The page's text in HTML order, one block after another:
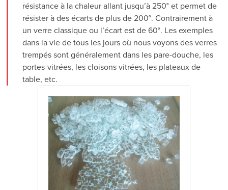
résistance à la chaleur allant jusqu’à 250° et permet de
résister à des écarts de plus de 200°. Contrairement à
un verre classique ou l’écart est de 60°. Les exemples
dans la vie de tous les jours où nous voyons des verres
trempés sont généralement dans les pare-douche, les
portes-vitrées, les cloisons vitrées, les plateaux de
table, etc.